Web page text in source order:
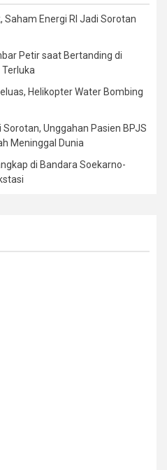
Saham Energi RI Jadi Sorotan
Petir saat Bertanding di
Helikopter Water Bombing
Unggahan Pasien BPJS
Meninggal Dunia
di Bandara Soekarno-